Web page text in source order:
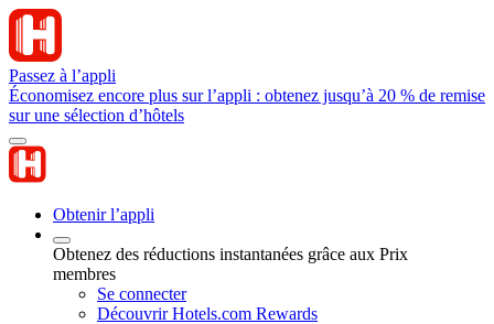
Passez à l’appli
Économisez encore plus sur l’appli : obtenez jusqu’à 20 % de remise
sur une sélection d’hôtels
Obtenir l’appli
Obtenez des réductions instantanées grâce aux Prix
membres
Se connecter
Découvrir Hotels.com Rewards